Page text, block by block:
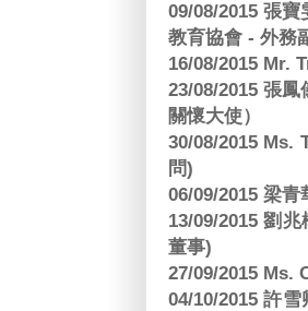
09/08/2015 張
教育協會 - 外務
16/08/2015 Mr.
23/08/2015 張
關懷大使）
30/08/2015 Ms.
問)
06/09/2015 梁
13/09/2015 劉
董事)
27/09/2015 Ms.
04/10/2015 許